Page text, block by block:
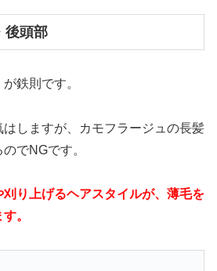
後頭部
鉄則です。
しますが、カモフラージュの長髪
でNGです。
り上げるヘアスタイルが、薄毛を
。